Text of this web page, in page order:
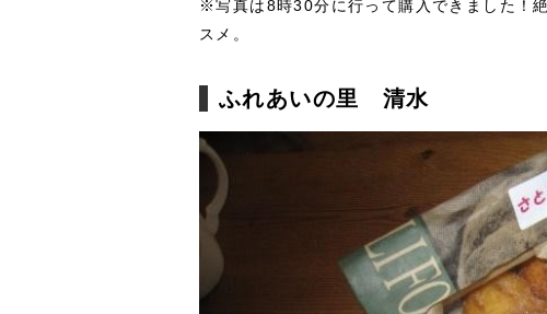
※写真は8時30分に行って購入できました！
スメ。
ふれあいの里 清水